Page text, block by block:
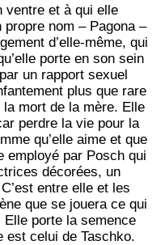
ventre et à qui elle
propre nom – Pagona –
d’elle-même, qui
porte en son sein
un rapport sexuel
plus que rare
mort de la mère. Elle
perdre la vie pour la
qu’elle aime et que
employé par Posch qui
décorées, un
entre elle et les
que se jouera ce qui
Elle porte la semence
est celui de Taschko.